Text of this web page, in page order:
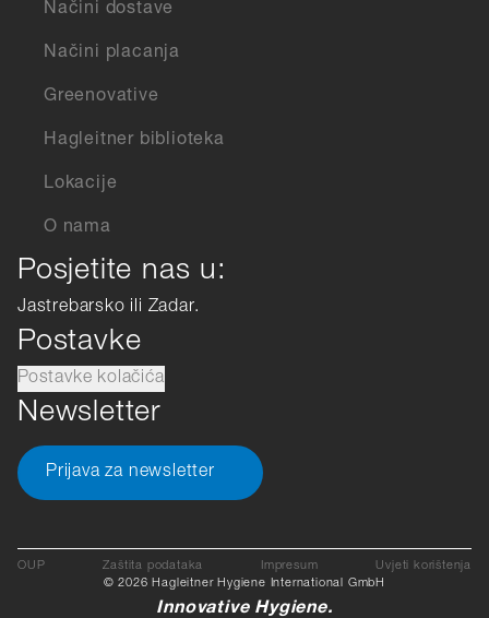
Načini dostave
Načini placanja
Greenovative
Hagleitner biblioteka
Lokacije
O nama
Posjetite nas u:
Jastrebarsko ili Zadar.
Postavke
Postavke kolačića
Newsletter
Prijava za newsletter
OUP Zaštita podataka Impresum
Uvjeti korištenja
© 2026 Hagleitner Hygiene International GmbH
Innovative Hygiene.